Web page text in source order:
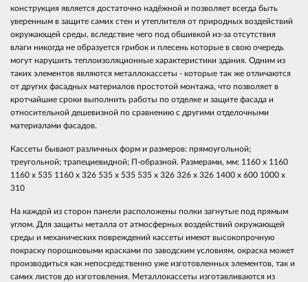
конструкция является достаточно надёжной и позволяет всегда быть
уверенным в защите самих стен и утеплителя от природных воздействий
окружающей среды, вследствие чего под обшивкой из-за отсутствия
влаги никогда не образуется грибок и плесень которые в свою очередь
могут нарушить теплоизоляционные характеристики здания. Одним из
таких элементов являются металлокассеты - которые так же отличаются
от других фасадных материалов простотой монтажа, что позволяет в
кротчайшие сроки выполнить работы по отделке и защите фасада и
относительной дешевизной по сравнению с другими отделочными
материалами фасадов.
Кассеты бывают различных форм и размеров: прямоугольной;
треугольной; трапециевидной; П-образной. Размерами, мм: 1160 х 1160
1160 х 535 1160 х 326 535 х 535 535 х 326 326 х 326 1400 х 600 1000 х
310
На каждой из сторон панели расположены полки загнутые под прямым
углом. Для защиты металла от атмосферных воздействий окружающей
среды и механических повреждений кассеты имеют высокопрочную
покраску порошковыми красками по заводским условиям, окраска может
производиться как непосредственно уже изготовленных элементов, так и
самих листов до изготовления. Металлокассеты изготавливаются из